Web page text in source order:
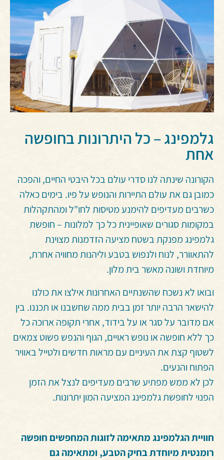
גלמפינג – כל היתרונות בחופשה
אחת
הקורונה שינתה לנו סדרי עולם בכל היבטי החיים, והפכה
כמובן גם את עולם התיירות והנופש על פיו. בימים כאלה
כשרבים מעדיפים להימנע מטיסות לחו"ל ומהתקהלות
במקומות סגורים שאופיינית כל כך למלונות – חופשת
גלמפינג מפנקת בשטח מציעה הזדמנות מצוינת
להתאוורר, לנוח ולנפוש בטבע וליהנות מחוויה אחרת,
מיוחדת ושונה מאשר בית מלון.
ובואו לא נשכח שהשנתיים האחרונות אילצו את כולנו
להישאר הרבה יותר זמן בבית ממה שחשבנו או תכננו. בין
אם מדובר על סגר או על בידוד, אחרי תקופה ארוכה כל
כך ללא חופשה או נופש ראויים, הגוף והנפש פשוט צמאים
לשטוף קצת את העיניים עם מראות חדשים ולטייל באוויר
הפתוח והנעים.
לכן לא ממש מפתיע שרבים מעדיפים לנצל את הזמן
הפנוי לחופשת גלמפינג המציעה המון יתרונות.
חוויית הגלמפינג מתאימה לזוגות המחפשים חופשה
רומנטית מיוחדת בחיק הטבע, ומתאימה גם